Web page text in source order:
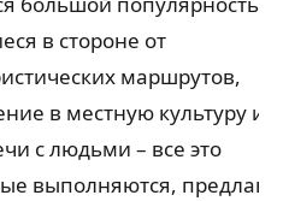
в стороне от
маршрутов,
в местную культуру и
с людьми – все это
выполняются,